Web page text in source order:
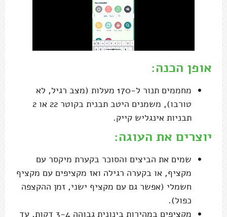
אופן הכנה:
מחממים תנור ל-170 מעלות (מצב רגיל, לא
טורבו), משמנים היטב תבנית בקוטר 22 או 2
תבניות אינגליש קייק.
יוצרים את העוגה:
שמים את הביצים והסוכר בקערת מיקסר עם
מקציף, או בקערה רגילה ואז מקציפים עם מקציף
חשמלי (אפשר גם עם מקציף ישני, זמן ההקצפה
כפול).
מקציפים במהירות בינונית גבוהה 3-4 דקות, עד